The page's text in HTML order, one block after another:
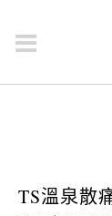
TS溫泉散